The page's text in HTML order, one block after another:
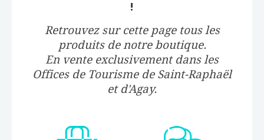
!
Retrouvez sur cette page tous les
produits de notre boutique.
En vente exclusivement dans les
Offices de Tourisme de Saint-Raphaël
et d'Agay.